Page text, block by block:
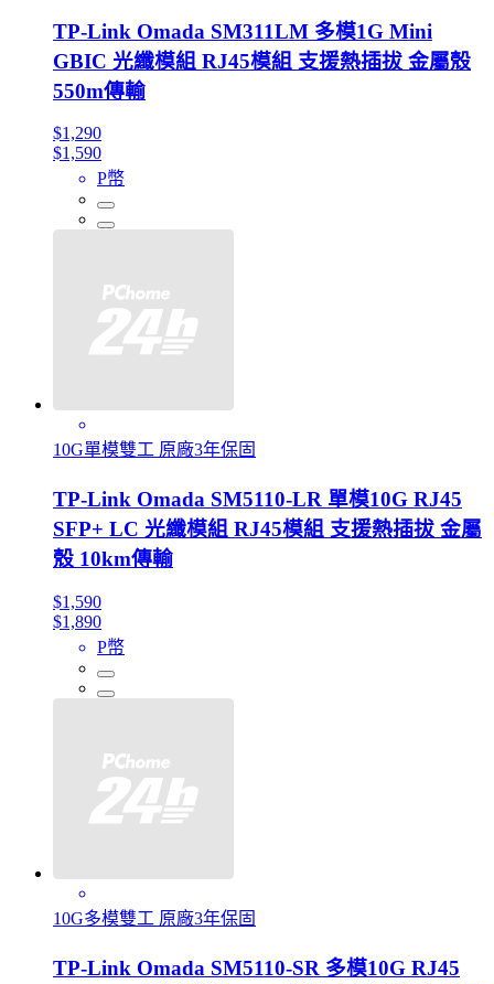
TP-Link Omada SM311LM 多模1G Mini
GBIC 光纖模組 RJ45模組 支援熱插拔 金屬殼
550m傳輸
$1,290
$1,590
P幣
10G單模雙工 原廠3年保固
TP-Link Omada SM5110-LR 單模10G RJ45
SFP+ LC 光纖模組 RJ45模組 支援熱插拔 金屬
殼 10km傳輸
$1,590
$1,890
P幣
10G多模雙工 原廠3年保固
TP-Link Omada SM5110-SR 多模10G RJ45